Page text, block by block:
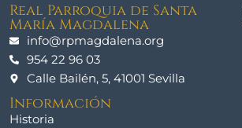
Real Parroquia de Santa
María Magdalena
info@rpmagdalena.org
954 22 96 03
Calle Bailén, 5, 41001 Sevilla
Información
Historia